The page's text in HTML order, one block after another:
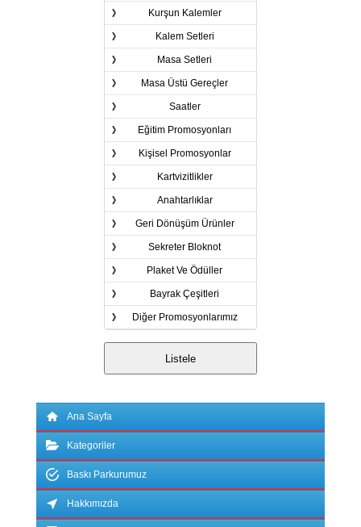
Kurşun Kalemler
Kalem Setleri
Masa Setleri
Masa Üstü Gereçler
Saatler
Eğitim Promosyonları
Kişisel Promosyonlar
Kartvizitlikler
Anahtarlıklar
Geri Dönüşüm Ürünler
Sekreter Bloknot
Plaket Ve Ödüller
Bayrak Çeşitleri
Diğer Promosyonlarımız
Ana Sayfa
Kategoriler
Baskı Parkurumuz
Hakkımızda